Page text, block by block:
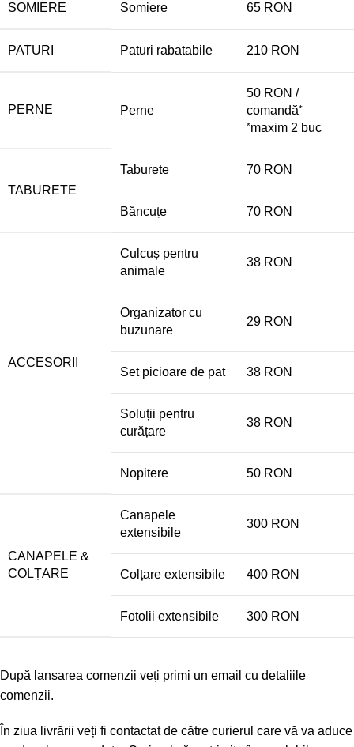
SOMIERE Somiere 65 RON
PATURI Paturi rabatabile 210 RON
PERNE Perne
50 RON /
comandă*
*maxim 2 buc
TABURETE
Taburete 70 RON
Băncuțe 70 RON
ACCESORII
Culcuș pentru
animale
38 RON
Organizator cu
buzunare
29 RON
Set picioare de pat 38 RON
Soluții pentru
curățare
38 RON
Nopitere 50 RON
CANAPELE &
COLȚARE
Canapele
extensibile
300 RON
Colțare extensibile 400 RON
Fotolii extensibile 300 RON
După lansarea comenzii veți primi un email cu detaliile
comenzii.
În ziua livrării veți fi contactat de către curierul care vă va aduce